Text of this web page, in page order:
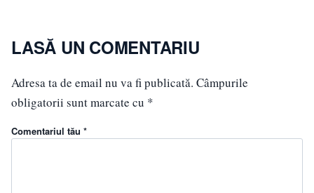
LASĂ UN COMENTARIU
Adresa ta de email nu va fi publicată. Câmpurile
obligatorii sunt marcate cu *
Comentariul tău *